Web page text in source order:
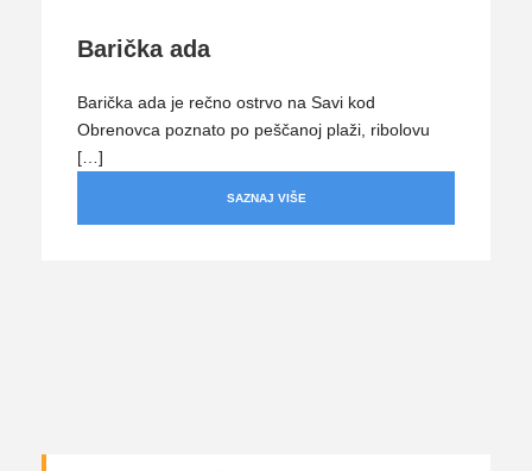
Barička ada
Barička ada je rečno ostrvo na Savi kod
Obrenovca poznato po peščanoj plaži, ribolovu
[…]
SAZNAJ VIŠE